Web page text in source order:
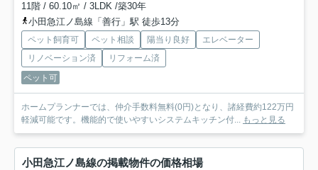
11階 / 60.10㎡ / 3LDK /築30年
小田急江ノ島線「善行」駅 徒歩13分
ペット飼育可 ペット相談 陽当り良好
エレベーター
リノベーション済
リフォーム済
ペット可
ホームプランナーでは、仲介手数料無料(0円)となり、諸経費約122万円
軽減可能です。機能的で使いやすいシステムキッチン付... もっと見る
小田急江ノ島線の掲載物件の価格相場